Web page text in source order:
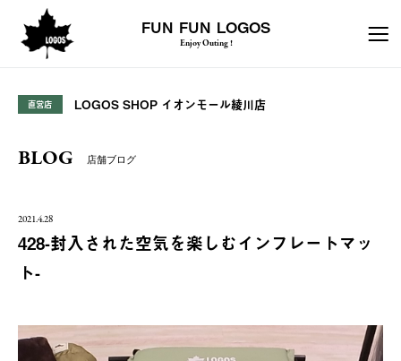
FUN FUN LOGOS
Enjoy Outing !
直営店 LOGOS SHOP イオンモール綾川店
BLOG 店舗ブログ
2021.4.28
428-封入された空気を楽しむインフレートマッ
ト-